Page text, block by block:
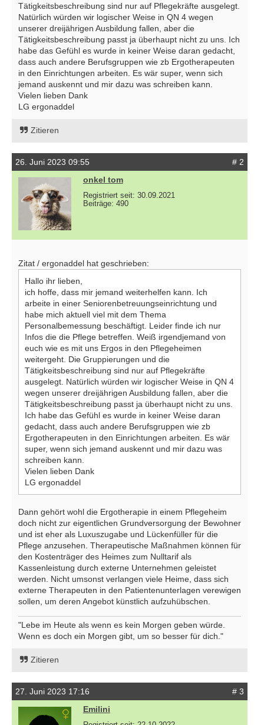
Tätigkeitsbeschreibung sind nur auf Pflegekräfte ausgelegt.
Natürlich würden wir logischer Weise in QN 4 wegen
unserer dreijährigen Ausbildung fallen, aber die
Tätigkeitsbeschreibung passt ja überhaupt nicht zu uns. Ich
habe das Gefühl es wurde in keiner Weise daran gedacht,
dass auch andere Berufsgruppen wie zb Ergotherapeuten
in den Einrichtungen arbeiten. Es wär super, wenn sich
jemand auskennt und mir dazu was schreiben kann.
Vielen lieben Dank
LG ergonaddel
Zitieren
26. Juni 2023 09:55
# 2
onkel tom
Registriert seit: 30.09.2021
Beiträge: 490
Zitat / ergonaddel hat geschrieben:
Hallo ihr lieben,
ich hoffe, dass mir jemand weiterhelfen kann. Ich
arbeite in einer Seniorenbetreuungseinrichtung und
habe mich aktuell viel mit dem Thema
Personalbemessung beschäftigt. Leider finde ich nur
Infos die die Pflege betreffen. Weiß irgendjemand von
euch wie es mit uns Ergos in den Pflegeheimen
weitergeht. Die Gruppierungen und die
Tätigkeitsbeschreibung sind nur auf Pflegekräfte
ausgelegt. Natürlich würden wir logischer Weise in QN 4
wegen unserer dreijährigen Ausbildung fallen, aber die
Tätigkeitsbeschreibung passt ja überhaupt nicht zu uns.
Ich habe das Gefühl es wurde in keiner Weise daran
gedacht, dass auch andere Berufsgruppen wie zb
Ergotherapeuten in den Einrichtungen arbeiten. Es wär
super, wenn sich jemand auskennt und mir dazu was
schreiben kann.
Vielen lieben Dank
LG ergonaddel
Dann gehört wohl die Ergotherapie in einem Pflegeheim
doch nicht zur eigentlichen Grundversorgung der Bewohner
und ist eher als Luxuszugabe und Lückenfüller für die
Pflege anzusehen. Therapeutische Maßnahmen können für
den Kostenträger des Heimes zum Nulltarif als
Kassenleistung durch externe Unternehmen geleistet
werden. Nicht umsonst verlangen viele Heime, dass sich
externe Therapeuten in den Patientenunterlagen verewigen
sollen, um deren Angebot künstlich aufzuhübschen.
"Lebe im Heute als wenn es kein Morgen geben würde.
Wenn es doch ein Morgen gibt, um so besser für dich."
Zitieren
27. Juni 2023 17:16
# 3
Emilini